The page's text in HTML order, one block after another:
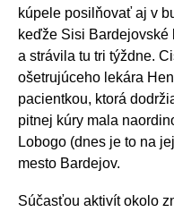
kúpele posilňovať aj v
keďže Sisi
a strávila tu tri týždne.
ošetrujúceho lekára
pacientkou, ktorá
pitnej kúry mala
Lobogo (dnes je to na
mesto Bardejov.
Súčasťou aktivít okolo